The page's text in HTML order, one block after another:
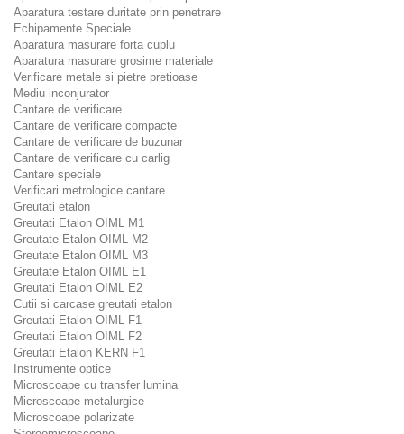
Aparatura testare duritate prin penetrare
Echipamente Speciale.
Aparatura masurare forta cuplu
Aparatura masurare grosime materiale
Verificare metale si pietre pretioase
Mediu inconjurator
Cantare de verificare
Cantare de verificare compacte
Cantare de verificare de buzunar
Cantare de verificare cu carlig
Cantare speciale
Verificari metrologice cantare
Greutati etalon
Greutati Etalon OIML M1
Greutate Etalon OIML M2
Greutate Etalon OIML M3
Greutate Etalon OIML E1
Greutati Etalon OIML E2
Cutii si carcase greutati etalon
Greutati Etalon OIML F1
Greutati Etalon OIML F2
Greutati Etalon KERN F1
Instrumente optice
Microscoape cu transfer lumina
Microscoape metalurgice
Microscoape polarizate